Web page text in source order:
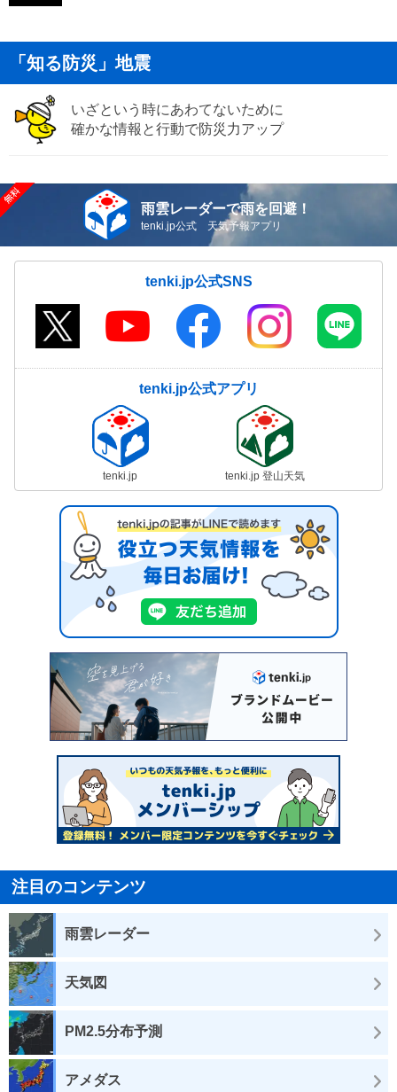
「知る防災」地震
いざという時にあわてないために
確かな情報と行動で防災力アップ
雨雲レーダーで雨を回避！
tenki.jp公式 天気予報アプリ
tenki.jp公式SNS
tenki.jp公式アプリ
tenki.jp tenki.jp 登山天気
注目のコンテンツ
雨雲レーダー
天気図
PM2.5分布予測
アメダス